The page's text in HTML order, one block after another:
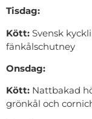
Tisdag:
Kött: Svensk
fänkålschutney
Onsdag:
Kött: Nattbakad
grönkål och